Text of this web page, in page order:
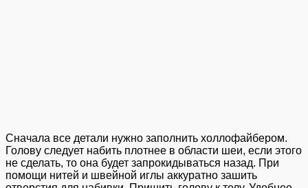
Сначала все детали нужно заполнить холлофайбером.
Голову следует набить плотнее в области шеи, если этого
не сделать, то она будет запрокидываться назад. При
помощи нитей и швейной иглы аккуратно зашить